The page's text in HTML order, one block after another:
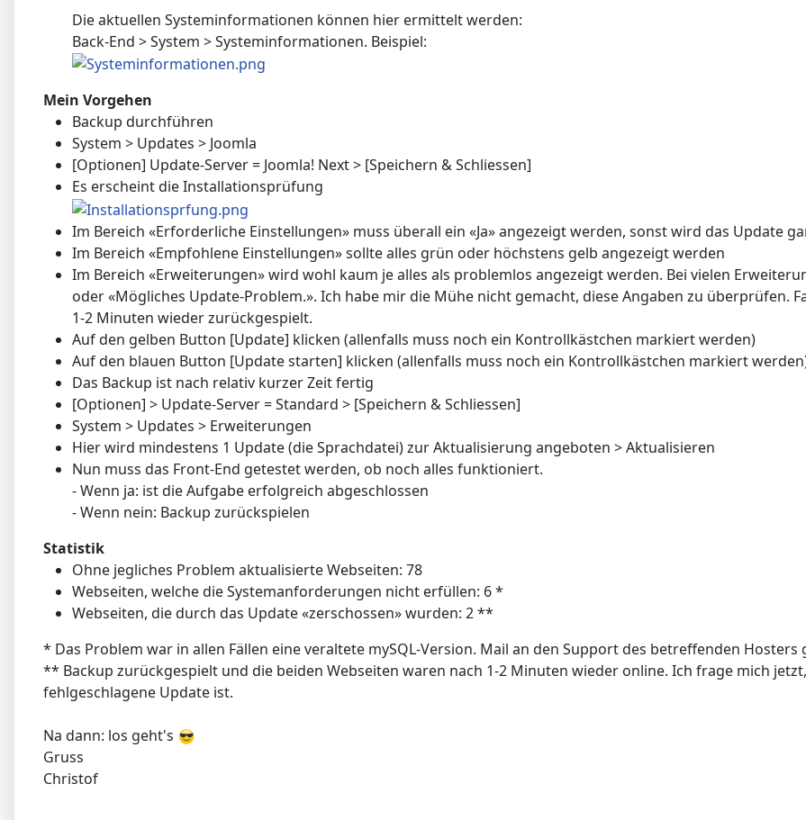
Die aktuellen Systeminformationen können hier ermittelt werden:
Back-End > System > Systeminformationen. Beispiel:
Mein Vorgehen
Backup durchführen
System > Updates > Joomla
[Optionen] Update-Server = Joomla! Next > [Speichern & Schliessen]
Es erscheint die Installationsprüfung
Im Bereich «Erforderliche Einstellungen» muss überall ein «Ja» angezeigt werden, sonst wird das Update
Im Bereich «Empfohlene Einstellungen» sollte alles grün oder höchstens gelb angezeigt werden
Im Bereich «Erweiterungen» wird wohl kaum je alles als problemlos angezeigt werden. Bei vielen
oder «Mögliches Update-Problem.». Ich habe mir die Mühe nicht gemacht, diese Angaben zu überprüfen.
1-2 Minuten wieder zurückgespielt.
Auf den gelben Button [Update] klicken (allenfalls muss noch ein Kontrollkästchen markiert werden)
Auf den blauen Button [Update starten] klicken (allenfalls muss noch ein Kontrollkästchen markiert
Das Backup ist nach relativ kurzer Zeit fertig
[Optionen] > Update-Server = Standard > [Speichern & Schliessen]
System > Updates > Erweiterungen
Hier wird mindestens 1 Update (die Sprachdatei) zur Aktualisierung angeboten > Aktualisieren
Nun muss das Front-End getestet werden, ob noch alles funktioniert.
- Wenn ja: ist die Aufgabe erfolgreich abgeschlossen
- Wenn nein: Backup zurückspielen
Statistik
Ohne jegliches Problem aktualisierte Webseiten: 78
Webseiten, welche die Systemanforderungen nicht erfüllen: 6 *
Webseiten, die durch das Update «zerschossen» wurden: 2 **
* Das Problem war in allen Fällen eine veraltete mySQL-Version. Mail an den Support des betreffenden Hosters
** Backup zurückgespielt und die beiden Webseiten waren nach 1-2 Minuten wieder online. Ich frage mich
fehlgeschlagene Update ist.
Na dann: los geht's
Gruss
Christof